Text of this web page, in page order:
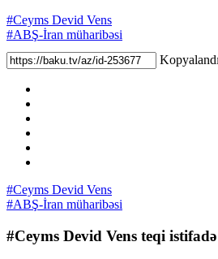
#Ceyms Devid Vens
#ABŞ-İran müharibəsi
Kopyalandı
#Ceyms Devid Vens
#ABŞ-İran müharibəsi
#Ceyms Devid Vens teqi